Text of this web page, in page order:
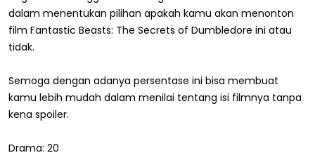
dalam menentukan pilihan apakah kamu akan menonton
film Fantastic Beasts: The Secrets of Dumbledore ini atau
tidak.
Semoga dengan adanya persentase ini bisa membuat
kamu lebih mudah dalam menilai tentang isi filmnya tanpa
kena spoiler.
Drama: 20